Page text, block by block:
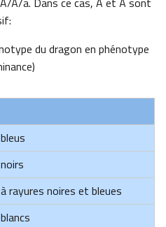
du dragon en phénotype
rayures noires et bleues